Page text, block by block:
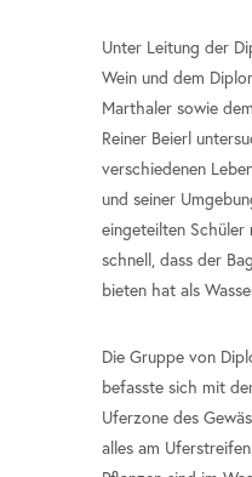
Unter Leitung der
Wein und dem
Marthaler sowie
Reiner Beierl
verschiedenen
und seiner
eingeteilten
schnell, dass der
bieten hat als
Die Gruppe von
befasste sich mit
Uferzone des
alles am